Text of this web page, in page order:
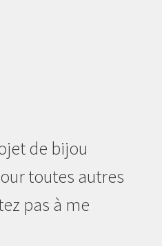
de bijou
toutes autres
pas à me